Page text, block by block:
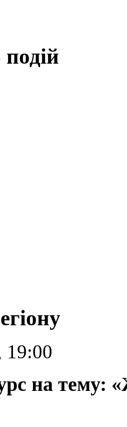
19:00
на тему: